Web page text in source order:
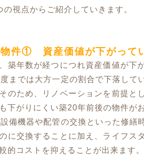
の視点からご紹介していきます。
物件① 資産価値が下がって
築年数が経つにつれ資産価値が下
までは大方一定の割合で下落して
のため、リノベーションを前提と
下がりにくい築20年前後の物件が
備機器や配管の交換といった修繕
に交換することに加え、ライフス
的コストを抑えることが出来ます。